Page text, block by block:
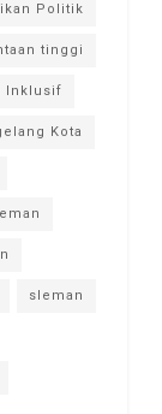
Politik
tinggi
Inklusif
Kota
sleman